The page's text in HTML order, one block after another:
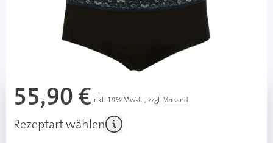
Diashop.de Kat.-Nr.116149
Lieferzeit 3-7 Werktage
Mehr über das Produkt
55,90 €Inkl. 19% Mwst. , zzgl. Versand
Rezeptart wählen